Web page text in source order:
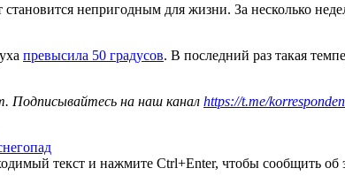
непригодным для жизни. За несколько
превысила 50 градусов. В последний раз такая
Подписывайтесь на наш канал https://t.me/
текст и нажмите Ctrl+Enter, чтобы сообщить об